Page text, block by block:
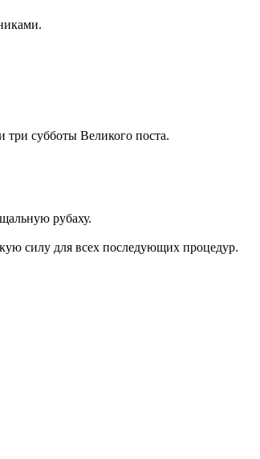
субботы Великого поста.
рубаху.
силу для всех последующих процедур.